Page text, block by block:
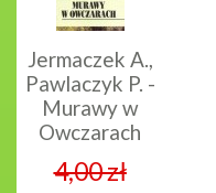
Jermaczek A.,
Pawlaczyk P. -
Murawy w
Owczarach
4,00 zł